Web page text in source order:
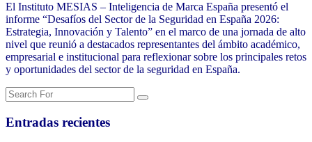
El Instituto MESIAS – Inteligencia de Marca España presentó el
informe “Desafíos del Sector de la Seguridad en España 2026:
Estrategia, Innovación y Talento” en el marco de una jornada de alto
nivel que reunió a destacados representantes del ámbito académico,
empresarial e institucional para reflexionar sobre los principales retos
y oportunidades del sector de la seguridad en España.
Entradas recientes